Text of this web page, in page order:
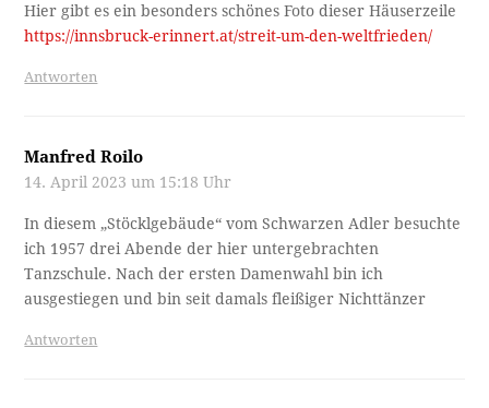
Hier gibt es ein besonders schönes Foto dieser Häuserzeile
https://innsbruck-erinnert.at/streit-um-den-weltfrieden/
Antworten
Manfred Roilo
14. April 2023 um 15:18 Uhr
In diesem „Stöcklgebäude“ vom Schwarzen Adler besuchte
ich 1957 drei Abende der hier untergebrachten
Tanzschule. Nach der ersten Damenwahl bin ich
ausgestiegen und bin seit damals fleißiger Nichttänzer
Antworten